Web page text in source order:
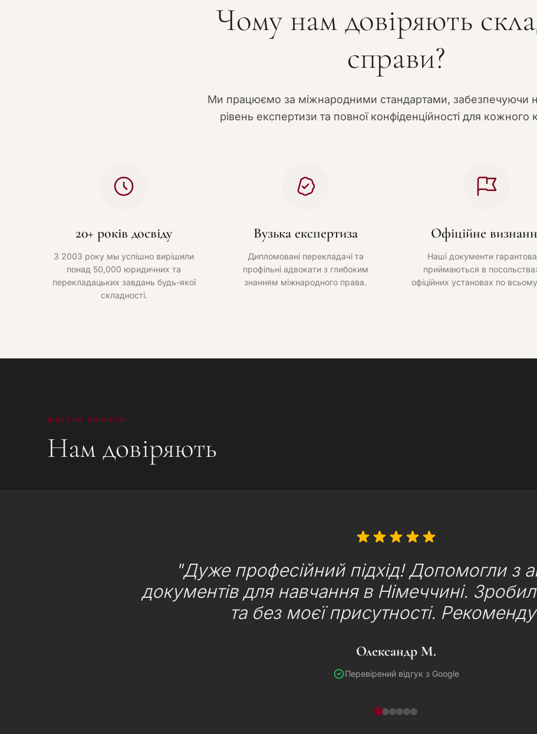
Чому нам довіряють
справи?
Ми працюємо за міжнародними стандартами, забезпечуючи
рівень експертизи та повної конфіденційності для кожного
20+ років досвіду
З 2003 року мы успішно вирішили
понад 50,000 юридичних та
перекладацьких завдань будь-якої
складності.
Вузька експертиза
Дипломовані перекладачі та
профільні адвокати з глибоким
знанням міжнародного права.
Офіційне
Наші документи
приймаються в
офіційних установах по всьому
ВІДГУКИ КЛІЄНТІВ
Нам довіряють
"Дуже професійний підхід! Допомогли з
документів для навчання в Німеччині.
та без моєї присутності.
Олександр М.
Перевірений відгук з Google